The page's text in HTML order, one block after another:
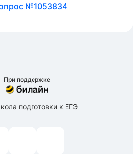
№1053834
При поддержке
подготовки к ЕГЭ